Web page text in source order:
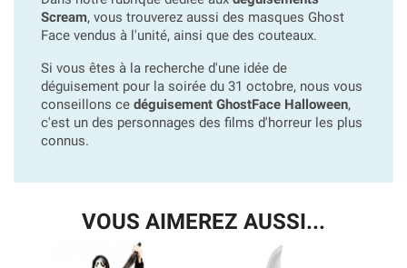
Scream, vous trouverez aussi des masques Ghost
Face vendus à l'unité, ainsi que des couteaux.
Si vous êtes à la recherche d'une idée de
déguisement pour la soirée du 31 octobre, nous vous
conseillons ce déguisement GhostFace Halloween,
c'est un des personnages des films d'horreur les plus
connus.
VOUS AIMEREZ AUSSI...